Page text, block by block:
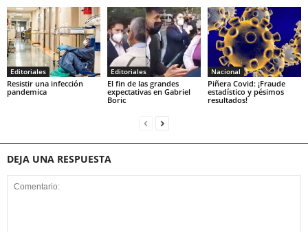
Editoriales
Resistir una infección
pandemica
Editoriales
El fin de las grandes
expectativas en Gabriel
Boric
Nacional
Piñera Covid: ¡Fraude
estadístico y pésimos
resultados!
DEJA UNA RESPUESTA